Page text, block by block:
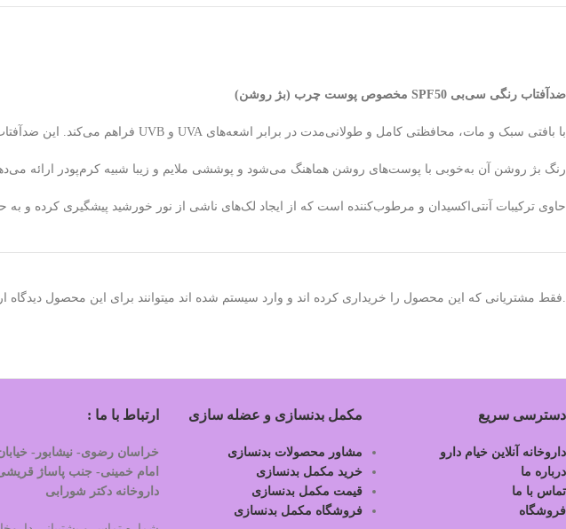
ضدآفتاب رنگی سی‌بی SPF50 مخصوص پوست چرب (بژ روشن)
با بافتی سبک و مات، محافظتی کامل و طولانی‌مدت در برابر اشعه‌های UVA و UVB فراهم می‌کند. این ضدآفتاب با فرمول کنترل‌کننده چربی، مانع از براق شدن پوست شده و جلوه‌ای طبیعی و یکدست ایجاد می‌کند.
رنگ بژ روشن آن به‌خوبی با پوست‌های روشن هماهنگ می‌شود و پوششی ملایم و زیبا شبیه کرم‌پودر ارائه
حاوی ترکیبات آنتی‌اکسیدان و مرطوب‌کننده است که از ایجاد لک‌های ناشی از نور خورشید پیشگیری کرده
.فقط مشتریانی که این محصول را خریداری کرده اند و وارد سیستم شده اند میتوانند برای این محصول دیدگاه
دسترسی سریع
داروخانه آنلاین خیام دارو
درباره ما
تماس با ما
فروشگاه
مکمل بدنسازی و عضله سازی
مشاور محصولات بدنسازی
خرید مکمل بدنسازی
قیمت مکمل بدنسازی
فروشگاه مکمل بدنسازی
ارتباط با ما :
خراسان رضوی- نیشابور-
امام خمینی- جنب پاساژ
داروخانه دکتر شورابی